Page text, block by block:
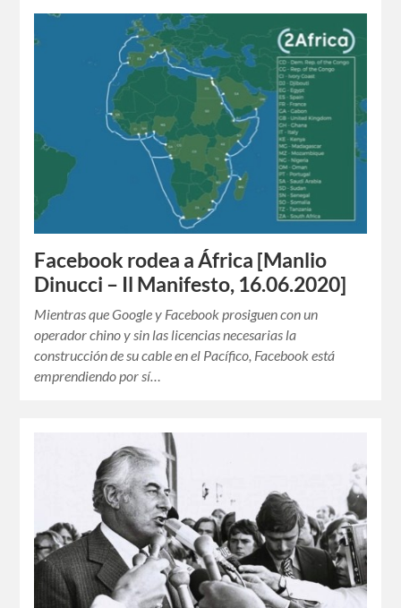
Facebook rodea a África [Manlio
Dinucci – Il Manifesto, 16.06.2020]
Mientras que Google y Facebook prosiguen con un
operador chino y sin las licencias necesarias la
construcción de su cable en el Pacífico, Facebook está
emprendiendo por sí…